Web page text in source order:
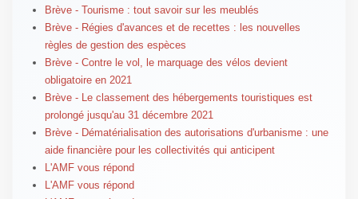
Brève - Tourisme : tout savoir sur les meublés
Brève - Régies d'avances et de recettes : les nouvelles
règles de gestion des espèces
Brève - Contre le vol, le marquage des vélos devient
obligatoire en 2021
Brève - Le classement des hébergements touristiques est
prolongé jusqu'au 31 décembre 2021
Brève - Dématérialisation des autorisations d'urbanisme : une
aide financière pour les collectivités qui anticipent
L'AMF vous répond
L'AMF vous répond